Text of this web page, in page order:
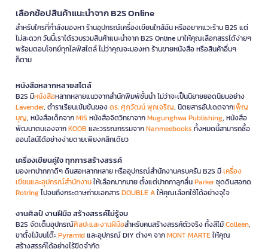
เลือกช้อปสินค้าแนะนำจาก B2S Online
สำหรับใครที่กำลังมองหา ร้านอุปกรณ์เครื่องเขียนใกล้ฉัน หรืออยากแวะร้าน B2S แต่
ไม่สะดวก วันนี้เราได้รวบรวมสินค้าแนะนำจาก B2S Online มาให้คุณเลือกสรรได้ง่ายๆ
พร้อมตอบโจทย์ทุกไลฟ์สไตล์ ไม่ว่าคุณจะมองหา ร้านขายหนังสือ หรือสินค้าอื่นๆ
ก็ตาม
หนังสือหลากหลายสไตล์
B2S มีหนังสือหลากหลายแนวจากสำนักพิมพ์ชั้นนำ ไม่ว่าจะเป็นนิยายยอดนิยมอย่าง
Lavender, ตำราเรียนเข้มข้นของดร. ศุภวัฒน์ พุกเจริญ, นิตยสารอัปเดตจากเพ็ญ
บุญ, หนังสือเด็กจากMIS หนังสือจิตวิทยาจากMugunghwa Publishing, หนังสือ
พัฒนาตนเองจากKOOB และวรรณกรรมจากNanmeebooks ทั้งหมดนี้สามารถซื้อ
ออนไลน์ได้อย่างง่ายดายเพียงคลิกเดียว
เครื่องเขียนคู่ใจ ทุกการสร้างสรรค์
มองหาปากกาดีๆ ดินสอหลากหลาย หรืออุปกรณ์สำนักงานครบครัน B2S มีเครื่อง
เขียนและอุปกรณ์สำนักงานให้เลือกมากมาย ตั้งแต่ปากกาลูกลื่นParkerชุดดินสอกด
Rotringไปจนถึงกระดาษถ่ายเอกสารDOUBLE Aให้คุณเลือกใช้ได้อย่างจุใจ
งานศิลป์ งานฝีมือ สร้างสรรค์ไม่รู้จบ
B2S จัดเต็มอุปกรณ์ศิลปะและงานฝีมือสำหรับคนสร้างสรรค์ตัวจริง ทั้งสีไม้Colleen,
ขาตั้งไม้บนโต๊ะPyramidและอุปกรณ์ DIY ต่างๆ จากMONT MARTEให้คุณ
สร้างสรรค์ได้อย่างไร้ขีดจำกัด